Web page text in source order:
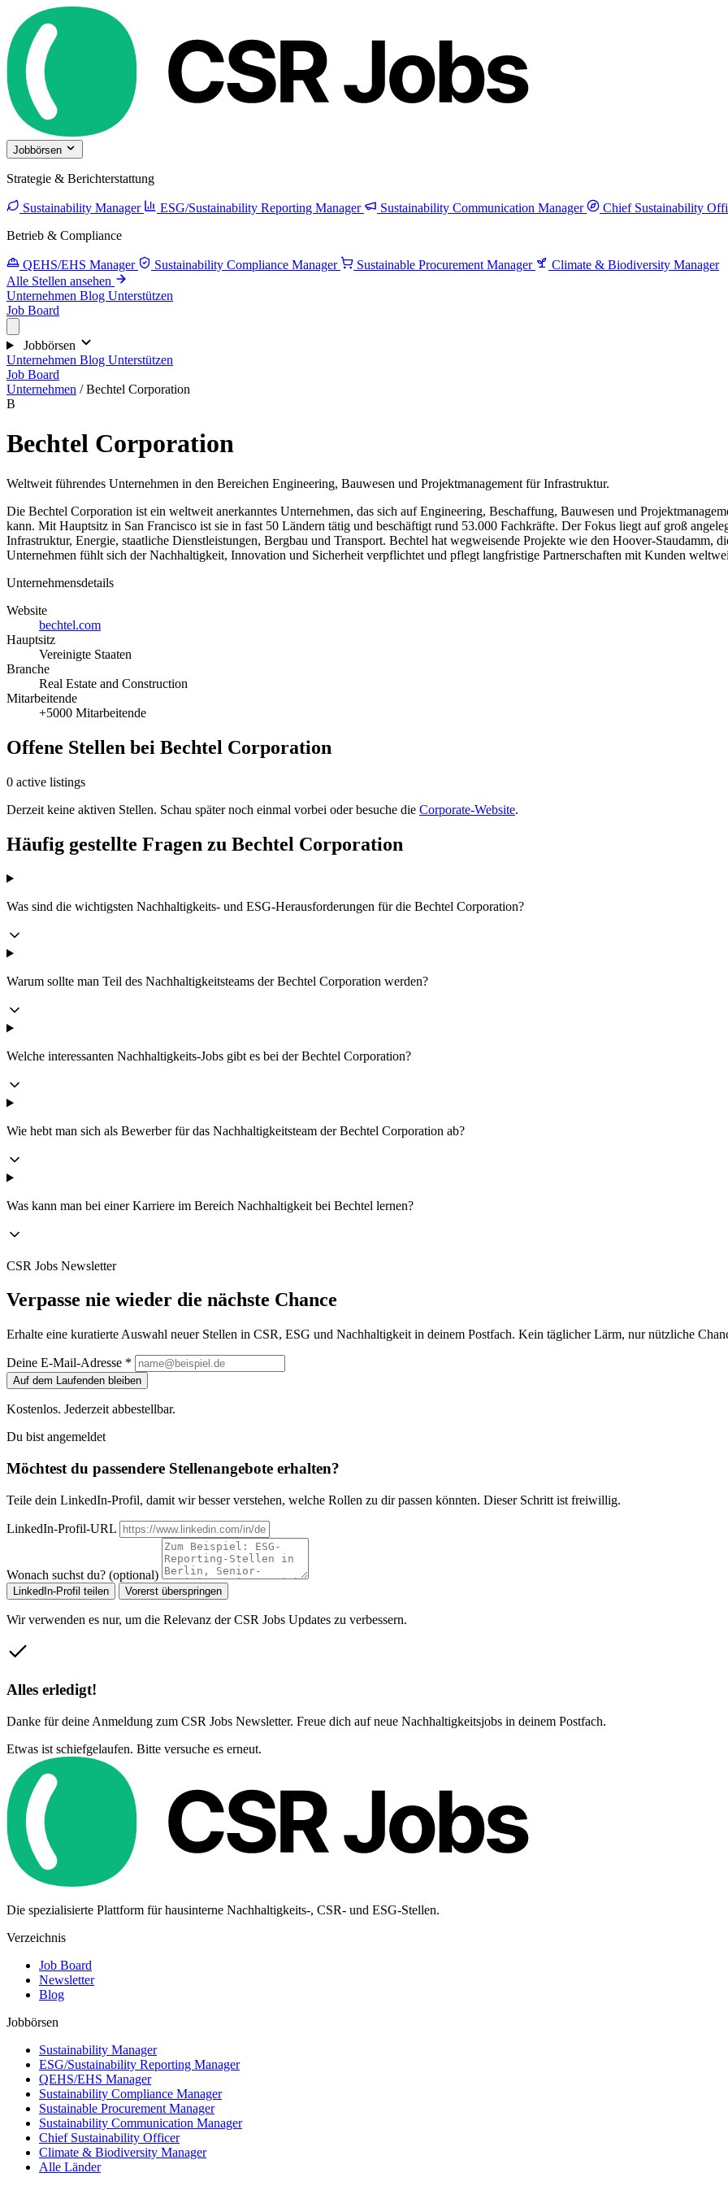
Jobbörsen
Strategie & Berichterstattung
Sustainability Manager ESG/Sustainability Reporting Manager Sustainability Communication Manager
Chief Sustainability
Betrieb & Compliance
QEHS/EHS Manager Sustainability Compliance Manager Sustainable Procurement Manager
Climate & Biodiversity Manager
Alle Stellen ansehen
Unternehmen Blog Unterstützen
Job Board
Jobbörsen
Unternehmen Blog Unterstützen
Job Board
Unternehmen / Bechtel Corporation
B
Bechtel Corporation
Weltweit führendes Unternehmen in den Bereichen Engineering, Bauwesen und Projektmanagement für Infrastruktur.
Die Bechtel Corporation ist ein weltweit anerkanntes Unternehmen, das sich auf Engineering, Beschaffung, Bauwesen und
kann. Mit Hauptsitz in San Francisco ist sie in fast 50 Ländern tätig und beschäftigt rund 53.000 Fachkräfte. Der Fokus liegt auf groß
Infrastruktur, Energie, staatliche Dienstleistungen, Bergbau und Transport. Bechtel hat wegweisende Projekte wie den Hoover-Staudamm,
Unternehmen fühlt sich der Nachhaltigkeit, Innovation und Sicherheit verpflichtet und pflegt langfristige Partnerschaften mit Kunden
Unternehmensdetails
Website
bechtel.com
Hauptsitz
Vereinigte Staaten
Branche
Real Estate and Construction
Mitarbeitende
+5000 Mitarbeitende
Offene Stellen bei Bechtel Corporation
0 active listings
Derzeit keine aktiven Stellen. Schau später noch einmal vorbei oder besuche die Corporate-Website.
Häufig gestellte Fragen zu Bechtel Corporation
Was sind die wichtigsten Nachhaltigkeits- und ESG-Herausforderungen für die Bechtel Corporation?
Warum sollte man Teil des Nachhaltigkeitsteams der Bechtel Corporation werden?
Welche interessanten Nachhaltigkeits-Jobs gibt es bei der Bechtel Corporation?
Wie hebt man sich als Bewerber für das Nachhaltigkeitsteam der Bechtel Corporation ab?
Was kann man bei einer Karriere im Bereich Nachhaltigkeit bei Bechtel lernen?
CSR Jobs Newsletter
Verpasse nie wieder die nächste Chance
Erhalte eine kuratierte Auswahl neuer Stellen in CSR, ESG und Nachhaltigkeit in deinem Postfach. Kein täglicher Lärm, nur nützliche
Deine E-Mail-Adresse *
Auf dem Laufenden bleiben
Kostenlos. Jederzeit abbestellbar.
Du bist angemeldet
Möchtest du passendere Stellenangebote erhalten?
Teile dein LinkedIn-Profil, damit wir besser verstehen, welche Rollen zu dir passen könnten. Dieser Schritt ist freiwillig.
LinkedIn-Profil-URL
Wonach suchst du? (optional)
LinkedIn-Profil teilen Vorerst überspringen
Wir verwenden es nur, um die Relevanz der CSR Jobs Updates zu verbessern.
Alles erledigt!
Danke für deine Anmeldung zum CSR Jobs Newsletter. Freue dich auf neue Nachhaltigkeitsjobs in deinem Postfach.
Etwas ist schiefgelaufen. Bitte versuche es erneut.
Die spezialisierte Plattform für hausinterne Nachhaltigkeits-, CSR- und ESG-Stellen.
Verzeichnis
Job Board
Newsletter
Blog
Jobbörsen
Sustainability Manager
ESG/Sustainability Reporting Manager
QEHS/EHS Manager
Sustainability Compliance Manager
Sustainable Procurement Manager
Sustainability Communication Manager
Chief Sustainability Officer
Climate & Biodiversity Manager
Alle Länder